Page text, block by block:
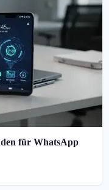
für WhatsApp